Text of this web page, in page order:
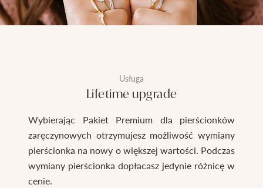
Usługa
Lifetime upgrade
Wybierając Pakiet Premium dla pierścionków
zaręczynowych otrzymujesz możliwość wymiany
pierścionka na nowy o większej wartości. Podczas
wymiany pierścionka dopłacasz jedynie różnicę w
cenie.